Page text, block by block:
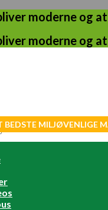
moderne og
moderne og
BEDSTE MILJØVENLIGE